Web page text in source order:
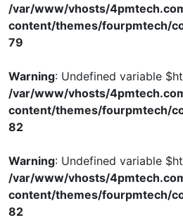
/var/www/vhosts/
content/themes/fourpmtech/
79
Warning: Undefined variable
/var/www/vhosts/
content/themes/fourpmtech/
82
Warning: Undefined variable
/var/www/vhosts/
content/themes/fourpmtech/
82